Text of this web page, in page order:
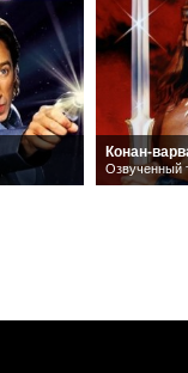
Конан-
Озвученный